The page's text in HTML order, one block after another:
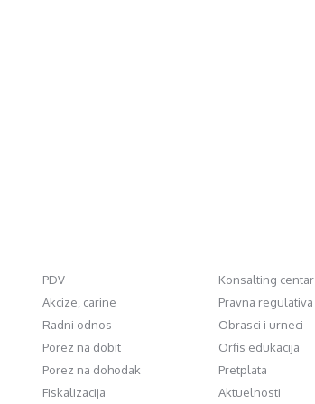
PDV
Akcize, carine
Radni odnos
Porez na dobit
Porez na dohodak
Fiskalizacija
Konsalting centar
Pravna regulativa
Obrasci i urneci
Orfis edukacija
Pretplata
Aktuelnosti